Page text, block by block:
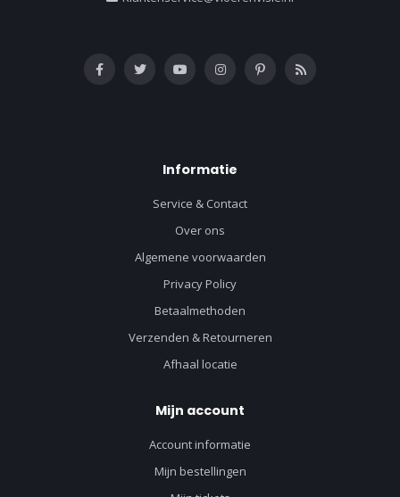
Informatie
Service & Contact
Over ons
Algemene voorwaarden
Privacy Policy
Betaalmethoden
Verzenden & Retourneren
Afhaal locatie
Mijn account
Account informatie
Mijn bestellingen